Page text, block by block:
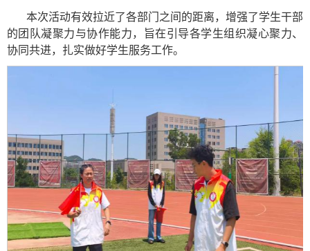
本次活动有效拉近了各部门之间的距离，增强了学生干部
的团队凝聚力与协作能力，旨在引导各学生组织凝心聚力、
协同共进，扎实做好学生服务工作。